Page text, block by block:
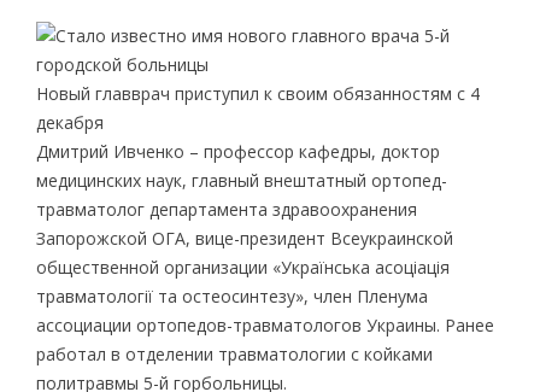
Новый главврач приступил к своим обязанностям с 4
декабря
Дмитрий Ивченко – профессор кафедры, доктор
медицинских наук, главный внештатный ортопед-
травматолог департамента здравоохранения
Запорожской ОГА, вице-президент Всеукраинской
общественной организации «Українська асоціація
травматології та остеосинтезу», член Пленума
ассоциации ортопедов-травматологов Украины. Ранее
работал в отделении травматологии с койками
политравмы 5-й горбольницы.